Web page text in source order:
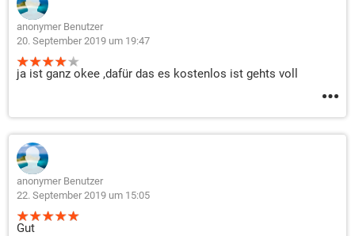
anonymer Benutzer
20. September 2019 um 19:47
ja ist ganz okee ,dafür das es kostenlos ist gehts voll
anonymer Benutzer
22. September 2019 um 15:05
Gut